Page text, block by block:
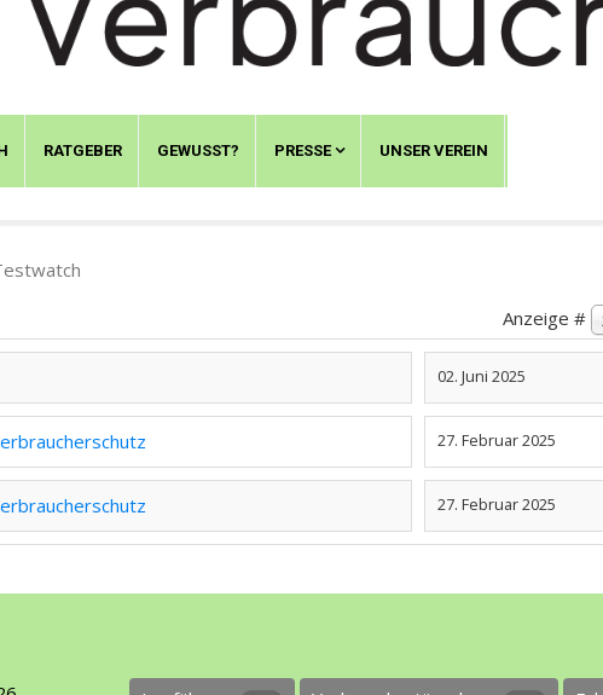
RATGEBER GEWUSST? PRESSE UNSER VEREIN
Anzeige #
02. Juni 2025
27. Februar 2025
27. Februar 2025